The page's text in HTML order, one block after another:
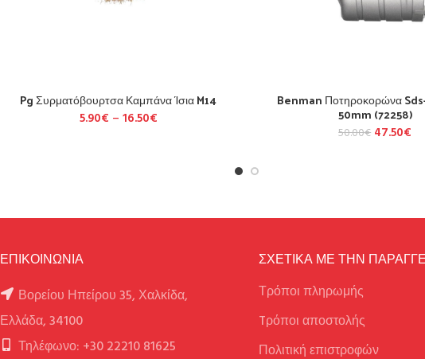
Pg Συρματόβουρτσα Καμπάνα Ίσια M14
5.90€ – 16.50€
Benman Ποτηροκορώνα
50mm (72258)
50.00€ 47.50€
ΕΠΙΚΟΙΝΩΝΙΑ
Βορείου Ηπείρου 35, Χαλκίδα,
Ελλάδα, 34100
Τηλέφωνο: +30 22210 81625
ΣΧΕΤΙΚΑ ΜΕ ΤΗΝ
Τρόποι πληρωμής
Tρόποι αποστολής
Πολιτική επιστροφών